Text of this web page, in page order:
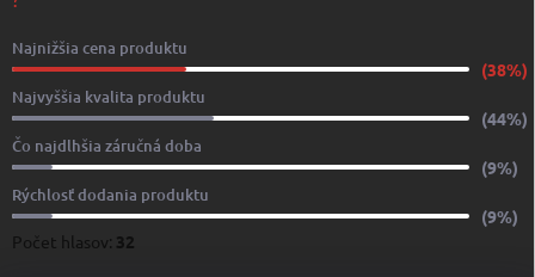
Najnižšia cena produktu
(38%)
Najvyššia kvalita produktu
(44%)
Čo najdlhšia záručná doba
(9%)
Rýchlosť dodania produktu
(9%)
Počet hlasov: 32